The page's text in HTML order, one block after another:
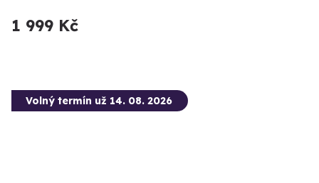
1 999 Kč
Volný termín už 14. 08. 2026